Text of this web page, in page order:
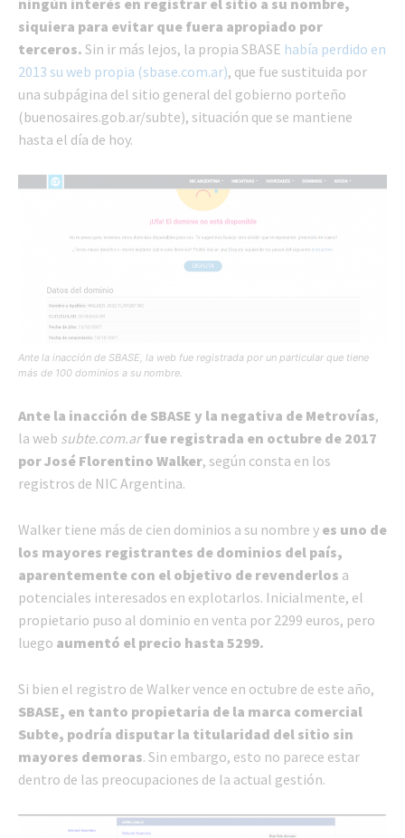
siquiera para evitar que fuera apropiado por
terceros. Sin ir más lejos, la propia SBASE había perdido en
2013 su web propia (sbase.com.ar), que fue sustituida por
una subpágina del sitio general del gobierno porteño
(buenosaires.gob.ar/subte), situación que se mantiene
hasta el día de hoy.
Ante la inacción de SBASE, la web fue registrada por un particular que tiene
más de 100 dominios a su nombre.
Ante la inacción de SBASE y la negativa de Metrovías,
la web subte.com.ar fue registrada en octubre de 2017
por José Florentino Walker, según consta en los
registros de NIC Argentina.
Walker tiene más de cien dominios a su nombre y es uno de
los mayores registrantes de dominios del país,
aparentemente con el objetivo de revenderlos a
potenciales interesados en explotarlos. Inicialmente, el
propietario puso al dominio en venta por 2299 euros, pero
luego aumentó el precio hasta 5299.
Si bien el registro de Walker vence en octubre de este año,
SBASE, en tanto propietaria de la marca comercial
Subte, podría disputar la titularidad del sitio sin
mayores demoras. Sin embargo, esto no parece estar
dentro de las preocupaciones de la actual gestión.